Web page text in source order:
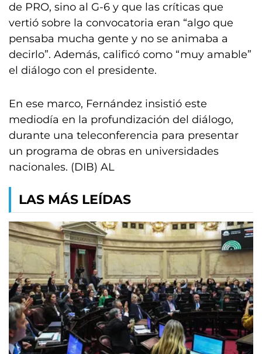
de PRO, sino al G-6 y que las críticas que
vertió sobre la convocatoria eran “algo que
pensaba mucha gente y no se animaba a
decirlo”. Además, calificó como “muy amable”
el diálogo con el presidente.
En ese marco, Fernández insistió este
mediodía en la profundización del diálogo,
durante una teleconferencia para presentar
un programa de obras en universidades
nacionales. (DIB) AL
LAS MÁS LEÍDAS